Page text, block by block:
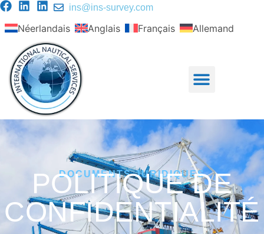
ins@ins-survey.com
Néerlandais Anglais Français Allemand
DOCUMENTS JURIDIQUES
POLITIQUE DE
CONFIDENTIALITÉ